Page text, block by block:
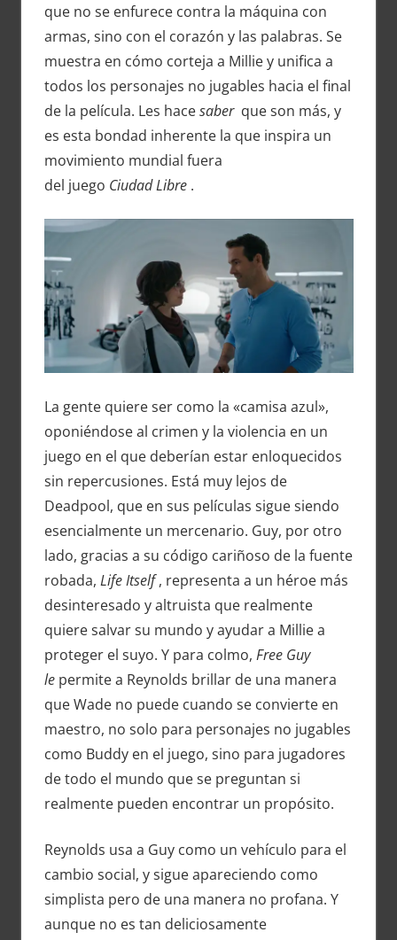
que no se enfurece contra la máquina con
armas, sino con el corazón y las palabras. Se
muestra en cómo corteja a Millie y unifica a
todos los personajes no jugables hacia el final
de la película. Les hacesaberque son más, y
es esta bondad inherente la que inspira un
movimiento mundial fuera
del juego Ciudad Libre.
La gente quiere ser como la «camisa azul»,
oponiéndose al crimen y la violencia en un
juego en el que deberían estar enloquecidos
sin repercusiones. Está muy lejos de
Deadpool, que en sus películas sigue siendo
esencialmente un mercenario. Guy, por otro
lado, gracias a su código cariñoso de la fuente
robada, Life Itself, representa a un héroe más
desinteresado y altruista que realmente
quiere salvar su mundo y ayudar a Millie a
proteger el suyo. Y para colmo, Free Guy
lepermite a Reynolds brillar de una manera
que Wade no puede cuando se convierte en
maestro, no solo para personajes no jugables
como Buddy en el juego, sino para jugadores
de todo el mundo que se preguntan si
realmente pueden encontrar un propósito.
Reynolds usa a Guy como un vehículo para el
cambio social, y sigue apareciendo como
simplista pero de una manera no profana. Y
aunque no es tan deliciosamente